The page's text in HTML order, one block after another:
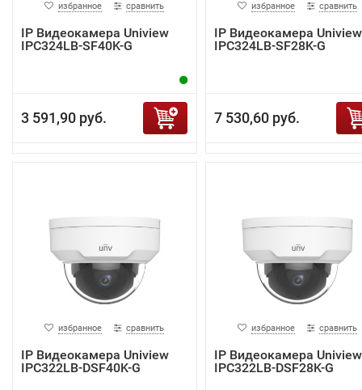
избранное сравнить
IP Видеокамера Uniview
IPC324LB-SF40K-G
3 591,90 руб.
избранное сравнить
IP Видеокамера Uniview
IPC324LB-SF28K-G
7 530,60 руб.
избранное сравнить
IP Видеокамера Uniview
IPC322LB-DSF40K-G
избранное сравнить
IP Видеокамера Uniview
IPC322LB-DSF28K-G